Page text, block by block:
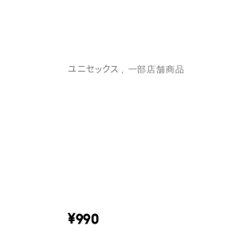
ユニセックス 一部店舗商品
¥990